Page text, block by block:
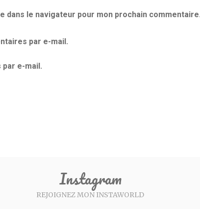
dans le navigateur pour mon prochain
par e-mail.
e-mail.
Instagram
REJOIGNEZ MON INSTAWORLD